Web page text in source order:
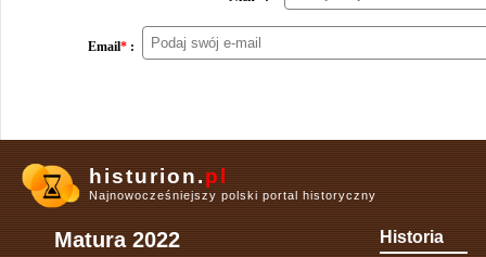
Email* :
histurion.pl
Najnowocześniejszy polski portal historyczny
Matura 2022 Historia